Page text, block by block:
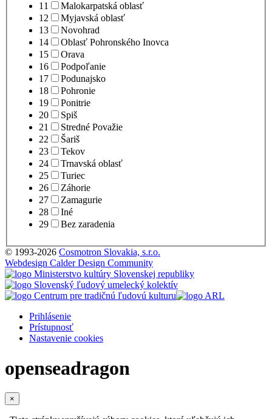
11
Malokarpatská oblasť
12
Myjavská oblasť
13
Novohrad
14
Oblasť Pohronského Inovca
15
Orava
16
Podpoľanie
17
Podunajsko
18
Pohronie
19
Ponitrie
20
Spiš
21
Stredné Považie
22
Šariš
23
Tekov
24
Trnavská oblasť
25
Turiec
26
Záhorie
27
Zamagurie
28
Iné
29
Bez zaradenia
© 1993-2026 Cosmotron Slovakia, s.r.o.
Webdesign Calder Design Community
Prihlásenie
Prístupnosť
Nastavenie cookies
openseadragon
×